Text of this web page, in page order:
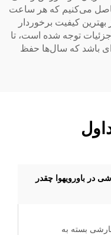
حاصل می‌کنیم که هر ساعت
کیفیت برخوردار
جزئیات توجه شده است، تا
باشد که سال‌ها حفظ
باورویهوا چقدر
بسته به